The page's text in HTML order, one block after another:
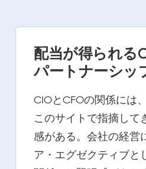
配当が得られる
パートナーシッ
CIOとCFOの関係には
このサイトで指摘して
感がある。会社の経営
ア・エグゼクティブと